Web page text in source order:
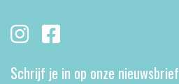
Schrijf je in op onze nieuwsbrief